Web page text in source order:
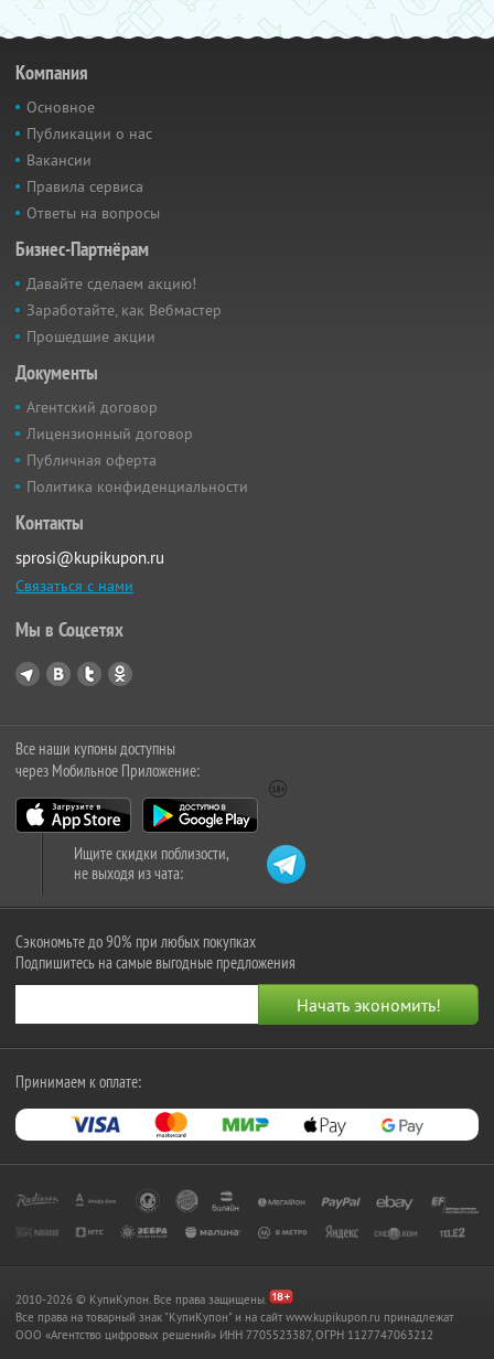
Компания
Основное
Публикации о нас
Вакансии
Правила сервиса
Ответы на вопросы
Бизнес-Партнёрам
Давайте сделаем акцию!
Заработайте, как Вебмастер
Прошедшие акции
Документы
Агентский договор
Лицензионный договор
Публичная оферта
Политика конфиденциальности
Контакты
sprosi@kupikupon.ru
Связаться с нами
Мы в Соцсетях
Все наши купоны доступны
через Мобильное Приложение:
Ищите скидки поблизости,
не выходя из чата:
Сэкономьте до 90% при любых покупках
Подпишитесь на самые выгодные предложения
Принимаем к оплате:
2010-2026 © КупиКупон. Все права защищены.
Все права на товарный знак "КупиКупон" и на сайт www.kupikupon.ru принадлежат
OOO «Агентство цифровых решений» ИНН 7705523387, ОГРН 1127747063212